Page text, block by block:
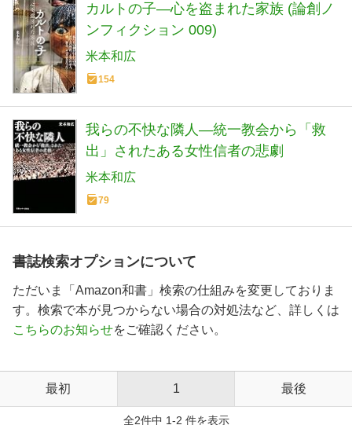
カルトの子―心を盗まれた家族 (論創ノ
ンフィクション 009)
米本和広
154
我らの不快な隣人―統一教会から「救
出」されたある女性信者の悲劇
米本和広
79
書誌検索オプションについて
ただいま「Amazon和書」検索の仕組みを変更しておりま
す。検索で本が見つからない場合の対処法など、詳しくは
こちらのお知らせをご確認ください。
最初 1 最後
全2件中 1-2 件を表示